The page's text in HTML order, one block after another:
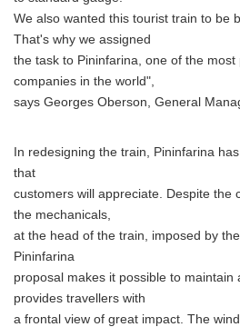
We also wanted this tourist train to be
That's why we assigned
the task to Pininfarina, one of the most
companies in the world",
says Georges Oberson, General
In redesigning the train, Pininfarina
that
customers will appreciate. Despite the
the mechanicals,
at the head of the train, imposed by
Pininfarina
proposal makes it possible to maintain
provides travellers with
a frontal view of great impact. The